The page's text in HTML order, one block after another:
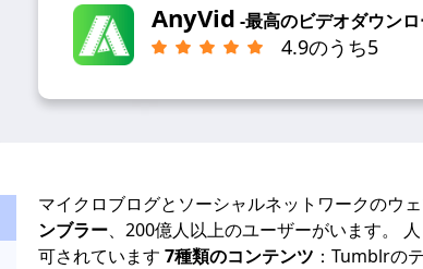
AnyVid -最高のビデオダウン
4.9のうち5
マイクロブログとソーシャルネットワークのウェ
ンブラー、200億人以上のユーザーがいます。
可されています 7種類のコンテンツ ：Tumblrの